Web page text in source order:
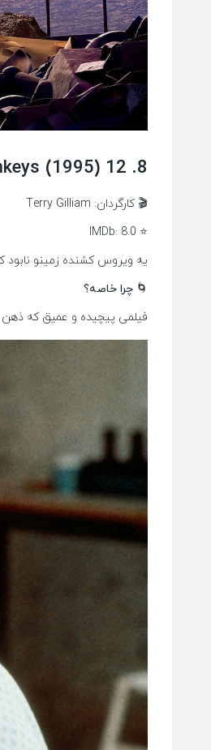
8. 12 Monkeys (1995)
🎬 کارگردان: Terry Gilliam
⭐ IMDb: 8.0
یه ویروس کشنده زمینو نابود
🌀 چرا خاصه؟
فیلمی پیچیده و عمیق که ذهن